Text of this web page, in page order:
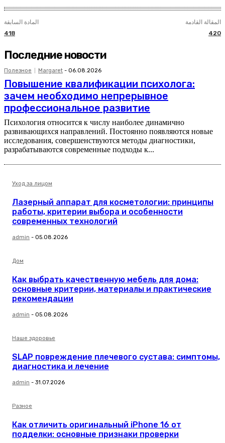
المادة السابقة
418
المقالة القادمة
420
Последние новости
Полезное Margaret - 06.08.2026
Повышение квалификации психолога:
зачем необходимо непрерывное
профессиональное развитие
Психология относится к числу наиболее динамично
развивающихся направлений. Постоянно появляются новые
исследования, совершенствуются методы диагностики,
разрабатываются современные подходы к...
Уход за лицом
Лазерный аппарат для косметологии: принципы
работы, критерии выбора и особенности
современных технологий
admin - 05.08.2026
Дом
Как выбрать качественную мебель для дома:
основные критерии, материалы и практические
рекомендации
admin - 05.08.2026
Наше здоровье
SLAP повреждение плечевого сустава: симптомы,
диагностика и лечение
admin - 31.07.2026
Разное
Как отличить оригинальный iPhone 16 от
подделки: основные признаки проверки